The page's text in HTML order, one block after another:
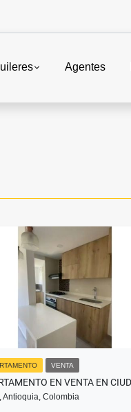
Agentes
VENTA
Antioquia, Colombia